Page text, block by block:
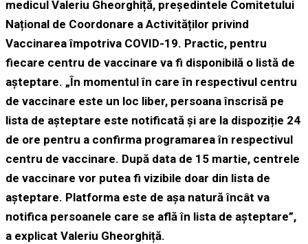
medicul Valeriu Gheorghiță, președintele Comitetului
Național de Coordonare a Activităților privind
Vaccinarea împotriva COVID-19. Practic, pentru
fiecare centru de vaccinare va fi disponibilă o listă de
așteptare. „În momentul în care în respectivul centru
de vaccinare este un loc liber, persoana înscrisă pe
lista de așteptare este notificată și are la dispoziție 24
de ore pentru a confirma programarea în respectivul
centru de vaccinare. După data de 15 martie, centrele
de vaccinare vor putea fi vizibile doar din lista de
așteptare. Platforma este de așa natură încât va
notifica persoanele care se află în lista de așteptare”,
a explicat Valeriu Gheorghiță.